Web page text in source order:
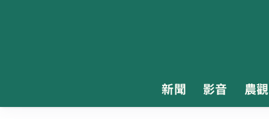
新聞 影音 農